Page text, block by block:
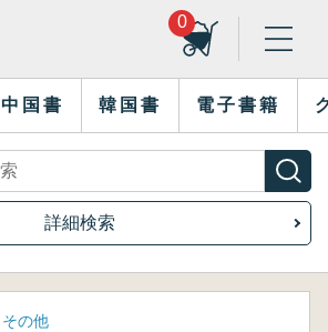
0
中国書 韓国書 電子書籍
詳細検索
その他